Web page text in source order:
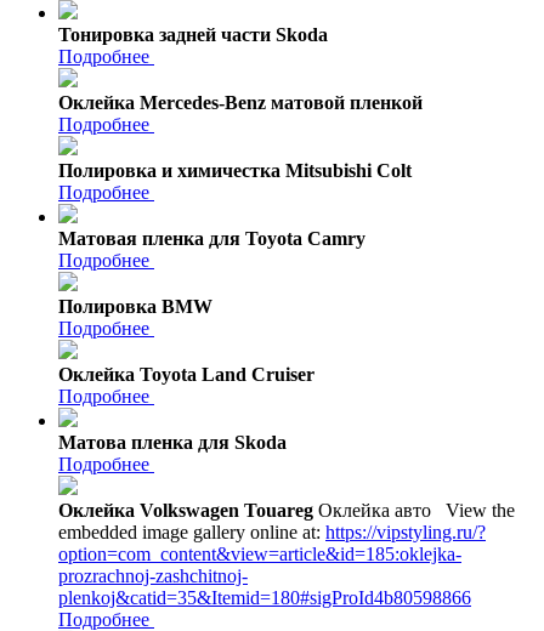
Тонировка задней части Skoda
Подробнее
Оклейка Mercedes-Benz матовой пленкой
Подробнее
Полировка и химичестка Mitsubishi Colt
Подробнее
Матовая пленка для Toyota Camry
Подробнее
Полировка BMW
Подробнее
Оклейка Toyota Land Cruiser
Подробнее
Матова пленка для Skoda
Подробнее
Оклейка Volkswagen Touareg Оклейка авто
View the
embedded image gallery online at: https://vipstyling.ru/?
option=com_content&view=article&id=185:oklejka-
prozrachnoj-zashchitnoj-
plenkoj&catid=35&Itemid=180#sigProId4b80598866
Подробнее